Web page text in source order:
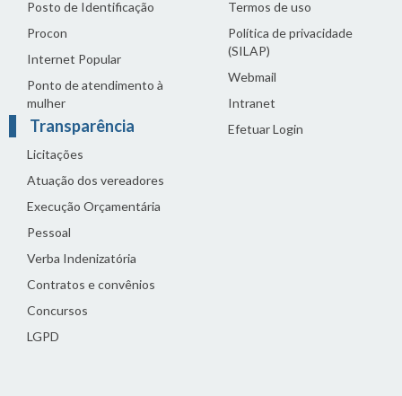
Posto de Identificação
Procon
Internet Popular
Ponto de atendimento à
mulher
Transparência
Licitações
Atuação dos vereadores
Execução Orçamentária
Pessoal
Verba Indenizatória
Contratos e convênios
Concursos
LGPD
Termos de uso
Política de privacidade
(SILAP)
Webmail
Intranet
Efetuar Login